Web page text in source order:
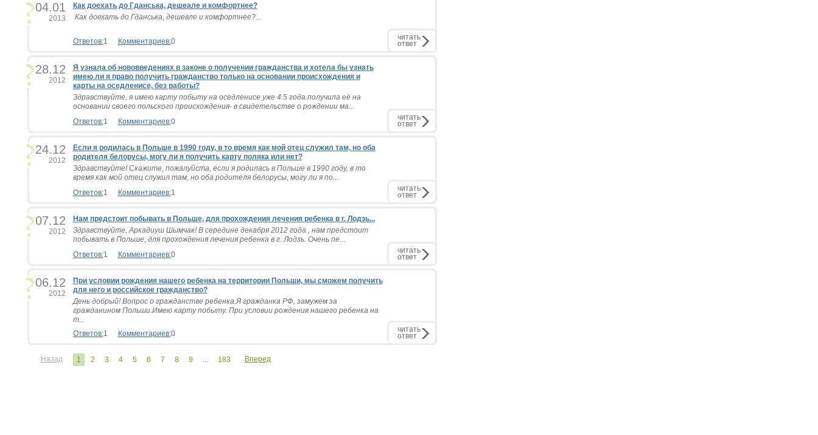
04.01
2013
Как доехать до Гданська, дешеале и комфортнее?
Как доехать до Гданська, дешевле и комфортнее?...
Ответов:1 Комментариев:0 читать
ответ
28.12
2012
Я узнала об нововведениях в законе о получении гражданства и хотела бы узнать
имею ли я право получить гражданство только на основании происхождения и
карты на оседленисе, без работы?
Здравствуйте, я имею карту побыту на оседленисе уже 4.5 года.получила её на
основании своего польского происхождения- в свидетельстве о рождении ма...
Ответов:1 Комментариев:0 читать
ответ
24.12
2012
Если я родилась в Польше в 1990 году, в то время как мой отец служил там, но оба
родителя белорусы, могу ли я получить карту поляка или нет?
Здравствуйте! Скажите, пожалуйста, если я родилась в Польше в 1990 году, в то
время как мой отец служил там, но оба родителя белорусы, могу ли я по...
Ответов:1 Комментариев:1 читать
ответ
07.12
2012
Нам предстоит побывать в Польше, для прохождения лечения ребенка в г. Лодзь...
Здравствуйте, Аркадиуш Шымчак! В середине декабря 2012 года , нам предстоит
побывать в Польше, для прохождения лечения ребенка в г. Лодзь. Очень пе...
Ответов:1 Комментариев:0 читать
ответ
06.12
2012
При условии рождения нашего ребенка на территории Польши, мы сможем получить
для него и российское гражданство?
День добрый! Вопрос о гражданстве ребенка.Я гражданка РФ, замужем за
гражданином Польши.Имею карту побыту. При условии рождения нашего ребенка на
т...
Ответов:1 Комментариев:0 читать
ответ
Назад 1 2 3 4 5 6 7 8 9 ... 183 Вперед